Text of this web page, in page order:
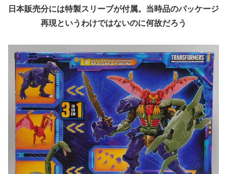
日本販売分には特製スリーブが付属。当時品のパッケージ
再現というわけではないのに何故だろう